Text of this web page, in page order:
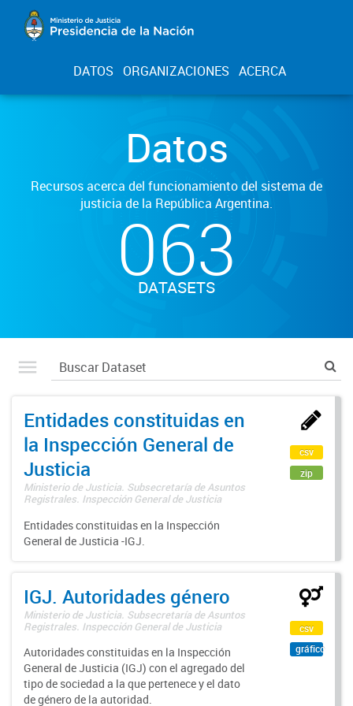
DATOS ORGANIZACIONES ACERCA
Datos
Recursos acerca del funcionamiento del sistema de
justicia de la República Argentina.
063
DATASETS
Entidades constituidas en
la Inspección General de
Justicia
Ministerio de Justicia. Subsecretaría de Asuntos
Registrales. Inspección General de Justicia
Entidades constituidas en la Inspección
General de Justicia -IGJ.
csv
zip
IGJ. Autoridades género
Ministerio de Justicia. Subsecretaría de Asuntos
Registrales. Inspección General de Justicia
Autoridades constituidas en la Inspección
General de Justicia (IGJ) con el agregado del
tipo de sociedad a la que pertenece y el dato
de género de la autoridad.
csv
gráfico